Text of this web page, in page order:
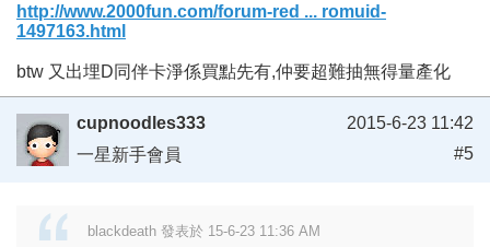
http://www.2000fun.com/forum-red ... romuid-
1497163.html
btw 又出埋D同伴卡淨係買點先有,仲要超難抽無得量產化
cupnoodles333
一星新手會員
2015-6-23 11:42
#5
blackdeath 發表於 15-6-23 11:36 AM